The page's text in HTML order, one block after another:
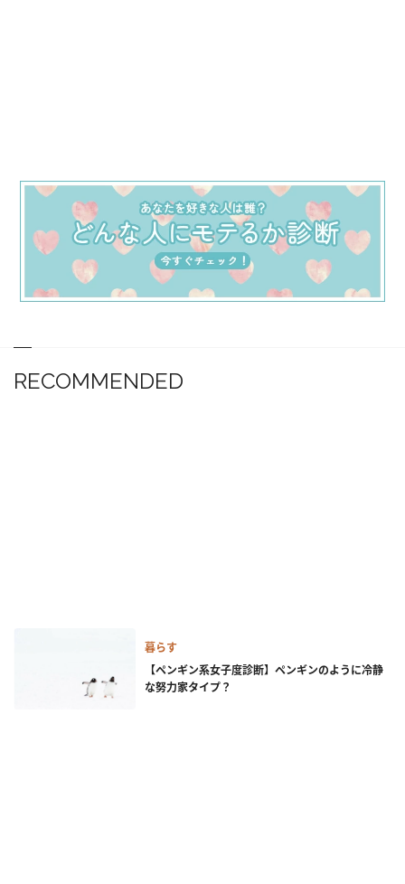
RECOMMENDED
暮らす
【ペンギン系女子度診断】ペンギンのように冷静
な努力家タイプ？